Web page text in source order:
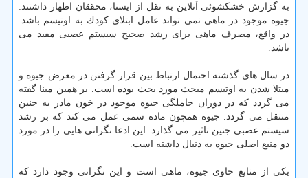
به گزارش خشكشوئی آنلاین به نقل از ایسنا، محققان اظهار داشتند:
جیوه موجود در ماهی نمی تواند عامل ابتلای كودك به اوتیسم باشد.
در واقع، مصرف ماهی برای رشد صحیح سیستم عصبی مفید می
باشد.
در سال های گذشته احتمال ارتباط بین قرار گرفتن در معرض جیوه و
مبتلا شدن به اوتیسم مبحث مورد بحث بوده است. بر همین مبنا گفته
می گردد كه در دوران حاملگی جیوه موجود در خون مادر به جنین
منتقل می گردد. جیوه همچون ماده سمی عمل می كند كه بر رشد
سیستم عصبی جنین تاثیر می گذارد. این ادعا نگرانی هایی را در مورد
دو منبع اصلی جیوه به دنبال داشته است.
یكی از منابع حاوی جیوه، ماهی است و این نگرانی وجود دارد كه